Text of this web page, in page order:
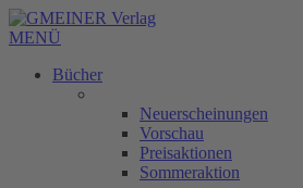
MENÜ
Bücher
Neuerscheinungen
Vorschau
Preisaktionen
Sommeraktion